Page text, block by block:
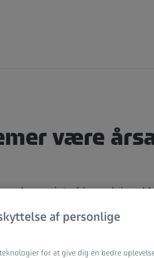
være
af hovedpine.
af personlige
for at give dig en bedre